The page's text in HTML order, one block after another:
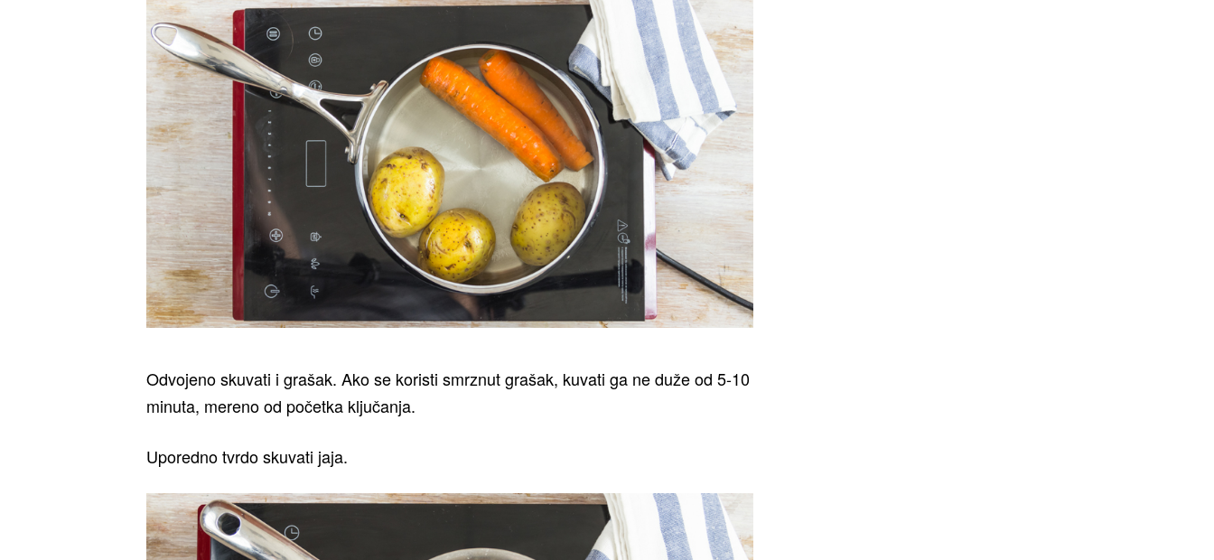
Odvojeno skuvati i grašak. Ako se koristi smrznut grašak, kuvati ga ne duže od 5-10
minuta, mereno od početka ključanja.
Uporedno tvrdo skuvati jaja.